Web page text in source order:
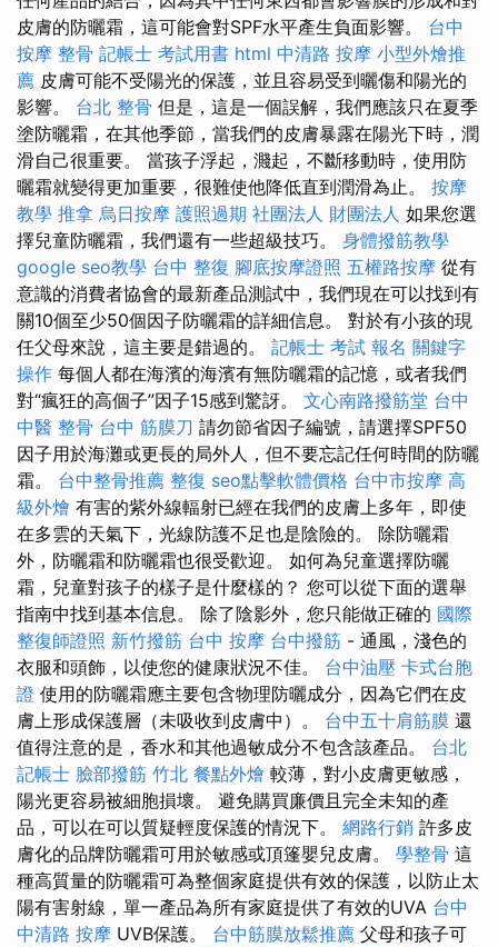
皮膚的防曬霜，這可能會對SPF水平產生負面影響。 台中
按摩 整骨 記帳士 考試用書 html 中清路 按摩 小型外燴推
薦 皮膚可能不受陽光的保護，並且容易受到曬傷和陽光的
影響。 台北 整骨 但是，這是一個誤解，我們應該只在夏季
塗防曬霜，在其他季節，當我們的皮膚暴露在陽光下時，潤
滑自己很重要。 當孩子浮起，濺起，不斷移動時，使用防
曬霜就變得更加重要，很難使他降低直到潤滑為止。 按摩
教學 推拿 烏日按摩 護照過期 社團法人 財團法人 如果您選
擇兒童防曬霜，我們還有一些超級技巧。 身體撥筋教學
google seo教學 台中 整復 腳底按摩證照 五權路按摩 從有
意識的消費者協會的最新產品測試中，我們現在可以找到有
關10個至少50個因子防曬霜的詳細信息。 對於有小孩的現
任父母來說，這主要是錯過的。 記帳士 考試 報名 關鍵字
操作 每個人都在海濱的海濱有無防曬霜的記憶，或者我們
對“瘋狂的高個子”因子15感到驚訝。 文心南路撥筋堂 台中
中醫 整骨 台中 筋膜刀 請勿節省因子編號，請選擇SPF50
因子用於海灘或更長的局外人，但不要忘記任何時間的防曬
霜。 台中整骨推薦 整復 seo點擊軟體價格 台中市按摩 高
級外燴 有害的紫外線輻射已經在我們的皮膚上多年，即使
在多雲的天氣下，光線防護不足也是陰險的。 除防曬霜
外，防曬霜和防曬霜也很受歡迎。 如何為兒童選擇防曬
霜，兒童對孩子的樣子是什麼樣的？ 您可以從下面的選舉
指南中找到基本信息。 除了陰影外，您只能做正確的 國際
整復師證照 新竹撥筋 台中 按摩 台中撥筋 - 通風，淺色的
衣服和頭飾，以使您的健康狀況不佳。 台中油壓 卡式台胞
證 使用的防曬霜應主要包含物理防曬成分，因為它們在皮
膚上形成保護層（未吸收到皮膚中）。 台中五十肩筋膜 還
值得注意的是，香水和其他過敏成分不包含該產品。 台北
記帳士 臉部撥筋 竹北 餐點外燴 較薄，對小皮膚更敏感，
陽光更容易被細胞損壞。 避免購買廉價且完全未知的產
品，可以在可以質疑輕度保護的情況下。 網路行銷 許多皮
膚化的品牌防曬霜可用於敏感或頂篷嬰兒皮膚。 學整骨 這
種高質量的防曬霜可為整個家庭提供有效的保護，以防止太
陽有害射線，單一產品為所有家庭提供了有效的UVA 台中
中清路 按摩 UVB保護。 台中筋膜放鬆推薦 父母和孩子可